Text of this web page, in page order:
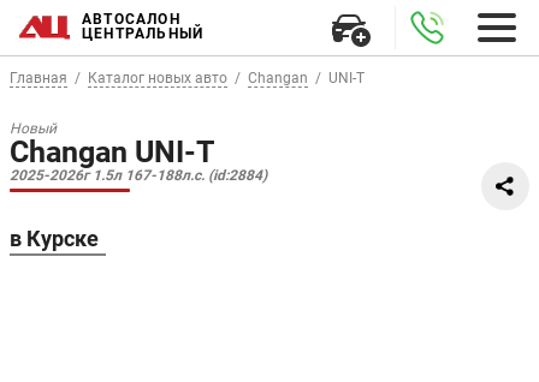
АВТОСАЛОН
ЦЕНТРАЛЬНЫЙ
Главная Каталог новых авто Changan UNI-T
Новый
Changan UNI-T
2025-2026г 1.5л 167-188л.с. (id:2884)
в Курске